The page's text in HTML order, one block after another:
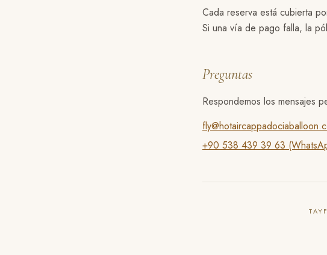
Cada reserva está cubierta
Si una vía de pago falla, la
Preguntas
Respondemos los mensajes
+90 538 439 39 63